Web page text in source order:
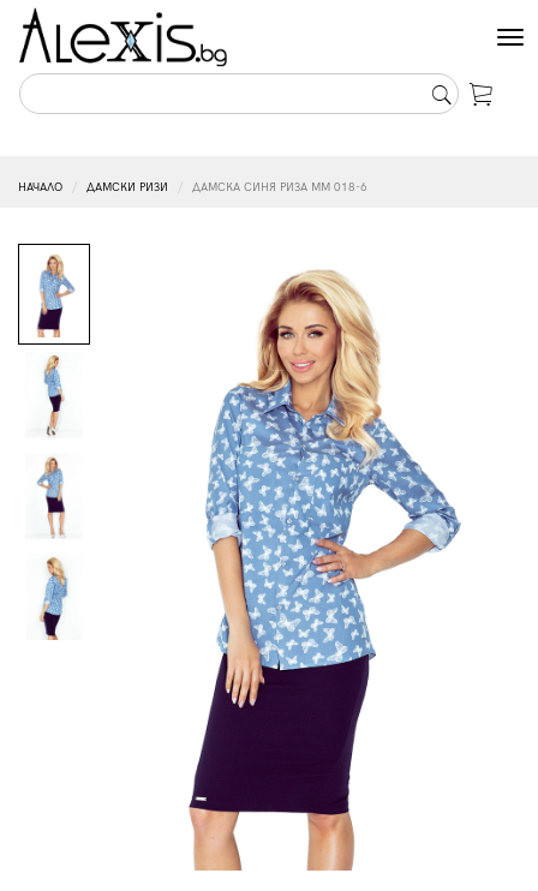
НАЧАЛО ДАМСКИ РИЗИ ДАМСКА СИНЯ РИЗА MM 018-6